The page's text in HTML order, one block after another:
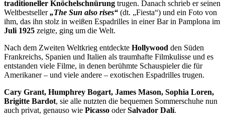
traditioneller Knöchelschnürung trugen. Danach schrieb er seinen
Weltbestseller„The Sun also rises“ (dt. „Fiesta“) und ein Foto von
ihm, das ihn stolz in weißen Espadrilles in einer Bar in Pamplona im
Juli 1925 zeigte, ging um die Welt.
Nach dem Zweiten Weltkrieg entdeckte Hollywood den Süden
Frankreichs, Spanien und Italien als traumhafte Filmkulisse und es
entstanden viele Filme, in denen berühmte Schauspieler die für
Amerikaner – und viele andere – exotischen Espadrilles trugen.
Cary Grant, Humphrey Bogart, James Mason, Sophia Loren,
Brigitte Bardot, sie alle nutzten die bequemen Sommerschuhe nun
auch privat, genauso wie Picasso oderSalvador Dalí.